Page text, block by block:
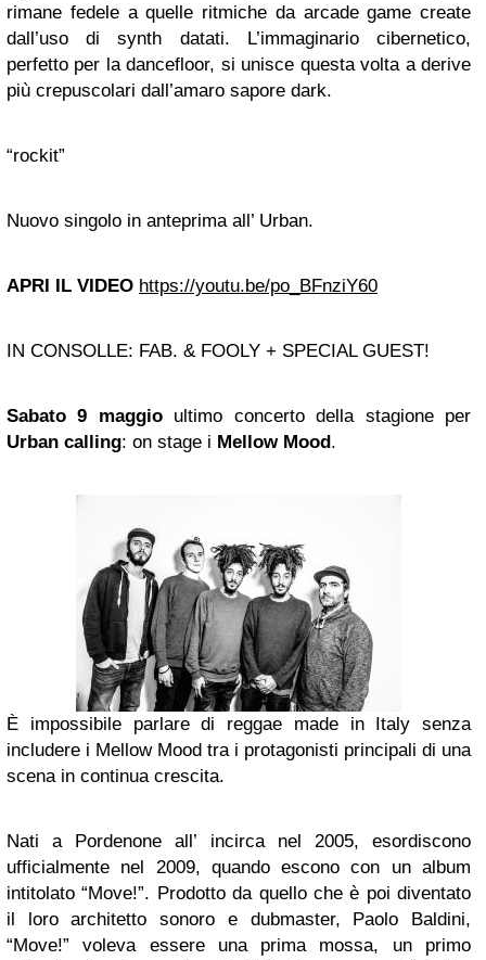
rimane fedele a quelle ritmiche da arcade game create
dall’uso di synth datati. L’immaginario cibernetico,
perfetto per la dancefloor, si unisce questa volta a derive
più crepuscolari dall’amaro sapore dark.
“rockit”
Nuovo singolo in anteprima all’ Urban.
APRI IL VIDEO https://youtu.be/po_BFnziY60
IN CONSOLLE: FAB. & FOOLY + SPECIAL GUEST!
Sabato 9 maggioultimo concerto della stagione per
Urban calling: on stage i Mellow Mood.
È impossibile parlare di reggae made in Italy senza
includere i Mellow Mood tra i protagonisti principali di una
scena in continua crescita.
Nati a Pordenone all’ incirca nel 2005, esordiscono
ufficialmente nel 2009, quando escono con un album
intitolato “Move!”. Prodotto da quello che è poi diventato
il loro architetto sonoro e dubmaster, Paolo Baldini,
“Move!” voleva essere una prima mossa, un primo